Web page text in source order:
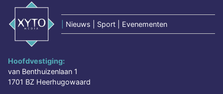
Nieuws | Sport | Evenementen
Hoofdvestiging:
van Benthuizenlaan 1
1701 BZ Heerhugowaard